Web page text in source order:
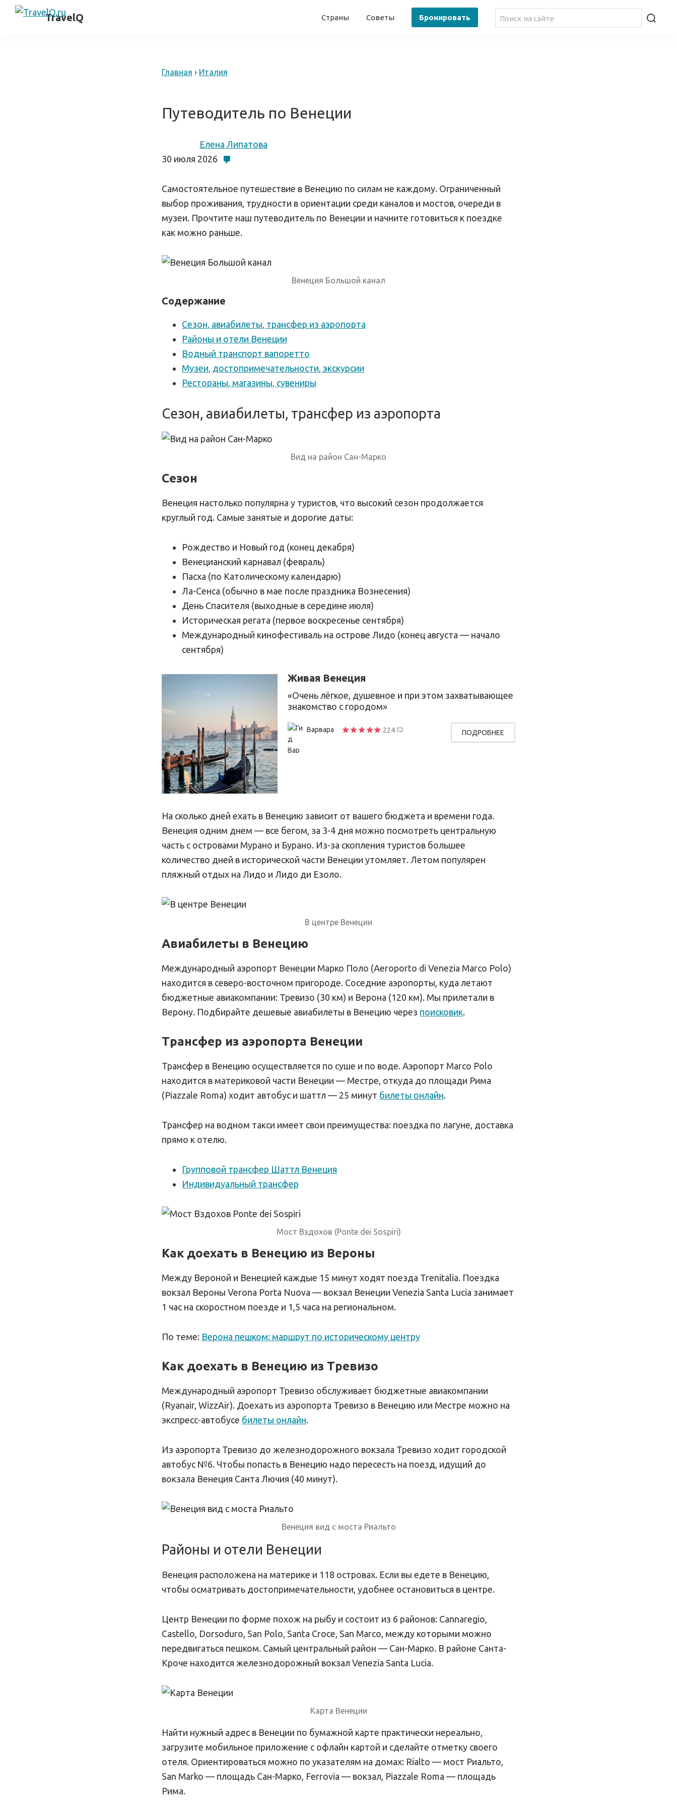
Skip
Skip
TravelQ
самостоятельные
Страны Советы Бронировать
Главная › Италия
Путеводитель по Венеции
Елена Липатова
30 июля 2026
Самостоятельное путешествие в Венецию по силам не каждому. Ограниченный
выбор проживания, трудности в ориентации среди каналов и мостов, очереди в
музеи. Прочтите наш путеводитель по Венеции и начните готовиться к поездке
как можно раньше.
Венеция Большой канал
Содержание
Сезон, авиабилеты, трансфер из аэропорта
Районы и отели Венеции
Водный транспорт вапоретто
Музеи, достопримечательности, экскурсии
Рестораны, магазины, сувениры
Сезон, авиабилеты, трансфер из аэропорта
Вид на район Сан-Марко
Сезон
Венеция настолько популярна у туристов, что высокий сезон продолжается
круглый год. Самые занятые и дорогие даты:
Рождество и Новый год (конец декабря)
Венецианский карнавал (февраль)
Пасха (по Католическому календарю)
Ла-Сенса (обычно в мае после праздника Вознесения)
День Спасителя (выходные в середине июля)
Историческая регата (первое воскресенье сентября)
Международный кинофестиваль на острове Лидо (конец августа — начало
сентября)
Живая Венеция
«Очень лёгкое, душевное и при этом захватывающее
знакомство с городом»
Варвара 224 ПОДРОБНЕЕ
На сколько дней ехать в Венецию зависит от вашего бюджета и времени года.
Венеция одним днем — все бегом, за 3-4 дня можно посмотреть центральную
часть с островами Мурано и Бурано. Из-за скопления туристов большее
количество дней в исторической части Венеции утомляет. Летом популярен
пляжный отдых на Лидо и Лидо ди Езоло.
В центре Венеции
Авиабилеты в Венецию
Международный аэропорт Венеции Марко Поло (Aeroporto di Venezia Marco Polo)
находится в северо-восточном пригороде. Соседние аэропорты, куда летают
бюджетные авиакомпании: Тревизо (30 км) и Верона (120 км). Мы прилетали в
Верону. Подбирайте дешевые авиабилеты в Венецию через поисковик.
Трансфер из аэропорта Венеции
Трансфер в Венецию осуществляется по суше и по воде. Аэропорт Marco Polo
находится в материковой части Венеции — Местре, откуда до площади Рима
(Piazzale Roma) ходит автобус и шаттл — 25 минут билеты онлайн.
Трансфер на водном такси имеет свои преимущества: поездка по лагуне, доставка
прямо к отелю.
Групповой трансфер Шаттл Венеция
Индивидуальный трансфер
Мост Вздохов (Ponte dei Sospiri)
Как доехать в Венецию из Вероны
Между Вероной и Венецией каждые 15 минут ходят поезда Trenitalia. Поездка
вокзал Вероны Verona Porta Nuova — вокзал Венеции Venezia Santa Lucia занимает
1 час на скоростном поезде и 1,5 часа на региональном.
По теме: Верона пешком: маршрут по историческому центру
Как доехать в Венецию из Тревизо
Международный аэропорт Тревизо обслуживает бюджетные авиакомпании
(Ryanair, WizzAir). Доехать из аэропорта Тревизо в Венецию или Местре можно на
экспресс-автобусе билеты онлайн.
Из аэропорта Тревизо до железнодорожного вокзала Тревизо ходит городской
автобус №6. Чтобы попасть в Венецию надо пересесть на поезд, идущий до
вокзала Венеция Санта Лючия (40 минут).
Венеция вид с моста Риальто
Районы и отели Венеции
Венеция расположена на материке и 118 островах. Если вы едете в Венецию,
чтобы осматривать достопримечательности, удобнее остановиться в центре.
Центр Венеции по форме похож на рыбу и состоит из 6 районов: Cannaregio,
Castello, Dorsoduro, San Polo, Santa Croce, San Marco, между которыми можно
передвигаться пешком. Самый центральный район — Сан-Марко. В районе Санта-
Кроче находится железнодорожный вокзал Venezia Santa Lucia.
Карта Венеции
Найти нужный адрес в Венеции по бумажной карте практически нереально,
загрузите мобильное приложение с офлайн картой и сделайте отметку своего
отеля. Ориентироваться можно по указателям на домах: Rialto — мост Риальто,
San Marko — площадь Сан-Марко, Ferrovia — вокзал, Piazzale Roma — площадь
Рима.